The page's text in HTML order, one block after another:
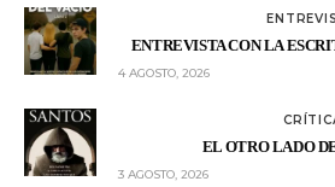
ENTREVISTA CON LA
4 AGOSTO, 2026
EL OTRO LADO
3 AGOSTO, 2026